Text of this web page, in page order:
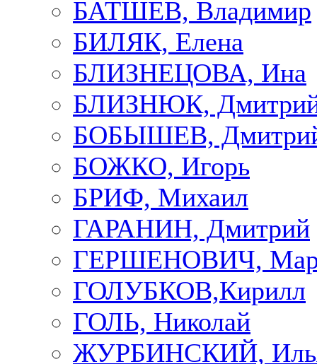
БАТШЕВ, Владимир
БИЛЯК, Елена
БЛИЗНЕЦОВА, Ина
БЛИЗНЮК,
БОБЫШЕВ,
БОЖКО, Игорь
БРИФ, Михаил
ГАРАНИН, Дмитрий
ГЕРШЕНОВИЧ,
ГОЛУБКОВ,Кирилл
ГОЛЬ, Николай
ЖУРБИНСКИЙ,